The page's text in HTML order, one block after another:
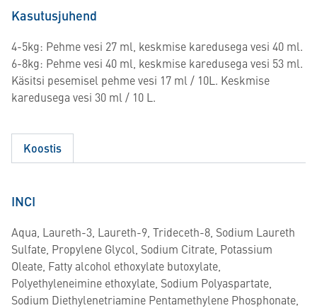
Kasutusjuhend
4-5kg: Pehme vesi 27 ml, keskmise karedusega vesi 40 ml.
6-8kg: Pehme vesi 40 ml, keskmise karedusega vesi 53 ml.
Käsitsi pesemisel pehme vesi 17 ml / 10L. Keskmise
karedusega vesi 30 ml / 10 L.
Koostis
INCI
Aqua, Laureth-3, Laureth-9, Trideceth-8, Sodium Laureth
Sulfate, Propylene Glycol, Sodium Citrate, Potassium
Oleate, Fatty alcohol ethoxylate butoxylate,
Polyethyleneimine ethoxylate, Sodium Polyaspartate,
Sodium Diethylenetriamine Pentamethylene Phosphonate,